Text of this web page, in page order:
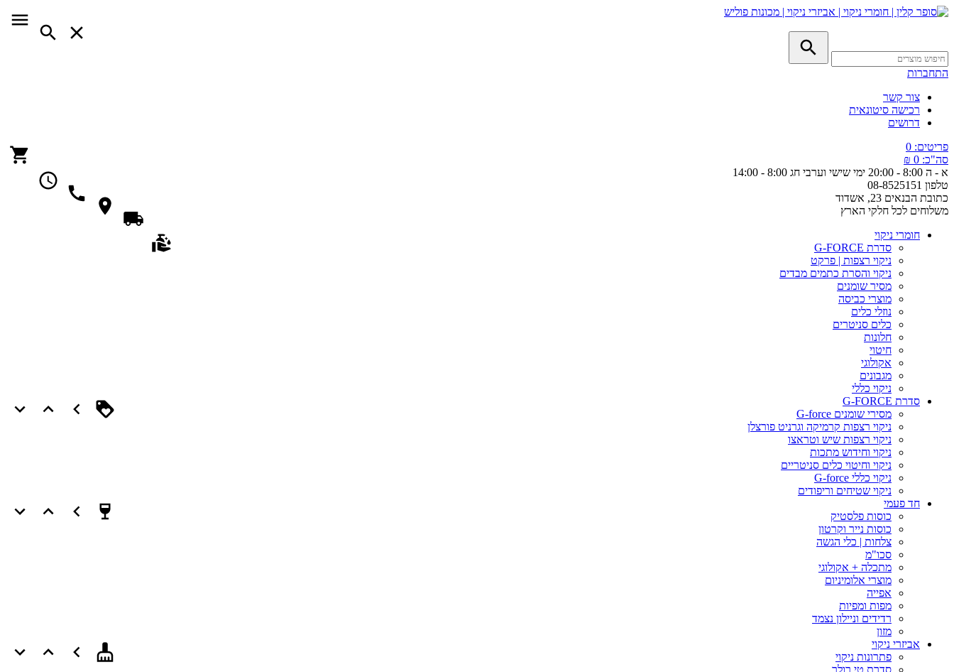
התחברות
צור קשר
רכישה סיטונאית
דרושים
פריטים: 0
סה"כ: 0 ₪
א - ה 8:00 - 20:00
ימי שישי וערבי חג 8:00 - 14:00
טלפון 08-8525151
כתובת הבנאים 23, אשדוד
משלוחים לכל חלקי הארץ
חומרי ניקוי
סדרת G-FORCE
ניקוי רצפות | פרקט
ניקוי והסרת כתמים מבדים
מסיר שומנים
מוצרי כביסה
נוזלי כלים
כלים סניטרים
חלונות
חיטוי
אקולוגי
מגבונים
ניקוי כללי
סדרת G-FORCE
מסירי שומנים G-force
ניקוי רצפות קרמיקה וגרניט פורצלן
ניקוי רצפות שיש וטראצו
ניקוי וחידוש מתכות
ניקוי וחיטוי כלים סניטריים
ניקוי כללי G-force
ניקוי שטיחים וריפודים
חד פעמי
כוסות פלסטיק
כוסות נייר וקרטון
צלחות | כלי הגשה
סכו"מ
מתכלה + אקולוגי
מוצרי אלומיניום
אפייה
מפות ומפיות
רדידים וניילון נצמד
מזון
אביזרי ניקוי
פתרונות ניקוי
סדרת טי רולר